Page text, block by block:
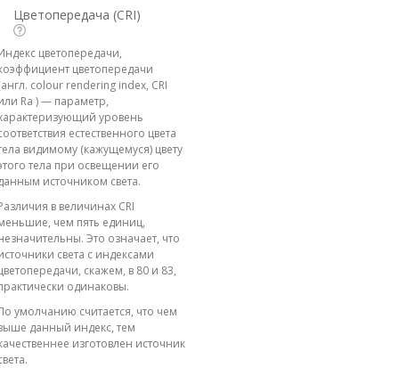
Цветопередача (CRI)
цветопередачи,
цветопередачи
colour rendering index, CRI
Ra ) — параметр,
уровень
естественного цвета
видимому (кажущемуся) цвету
тела при освещении его
источником света.
в величинах CRI
чем пять единиц,
Это означает, что
света с индексами
скажем, в 80 и 83,
одинаковы.
умолчанию считается, что чем
данный индекс, тем
изготовлен источник